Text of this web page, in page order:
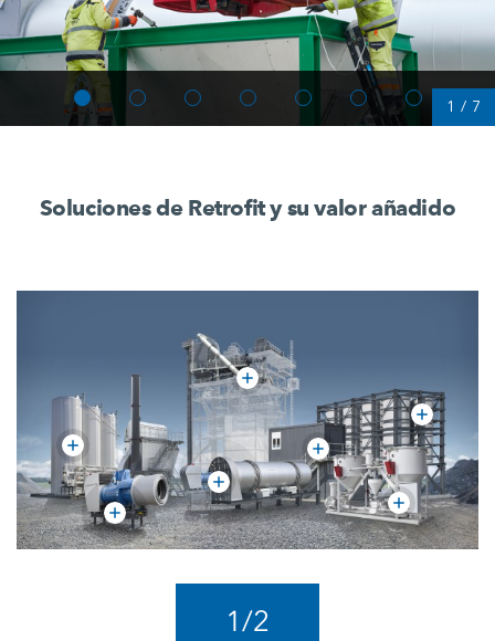
1 / 7
Soluciones de Retrofit y su valor añadido
1/2